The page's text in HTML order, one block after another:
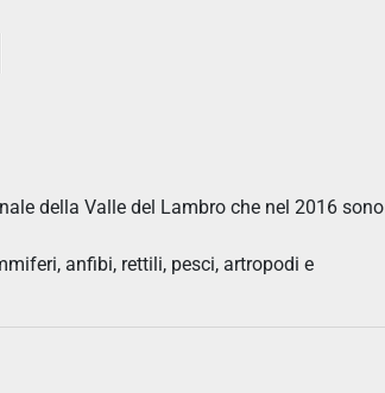
della Valle del Lambro che nel 2016 sono
anfibi, rettili, pesci, artropodi e